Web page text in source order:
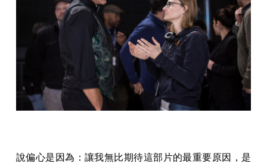
說偏心是因為：讓我無比期待這部片的最重要原因，是